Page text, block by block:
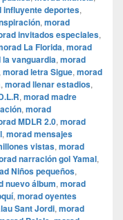
influyente deportes,
, morad
invitados especiales,
La Florida, morad
la vanguardia, morad
morad letra Sigue, morad
, morad llenar estadios,
, morad madre
, morad
MDLR 2.0, morad
, morad mensajes
vistas, morad
narración gol Yamal,
Niños pequeños,
nuevo álbum, morad
, morad oyentes
Sant Jordi, morad